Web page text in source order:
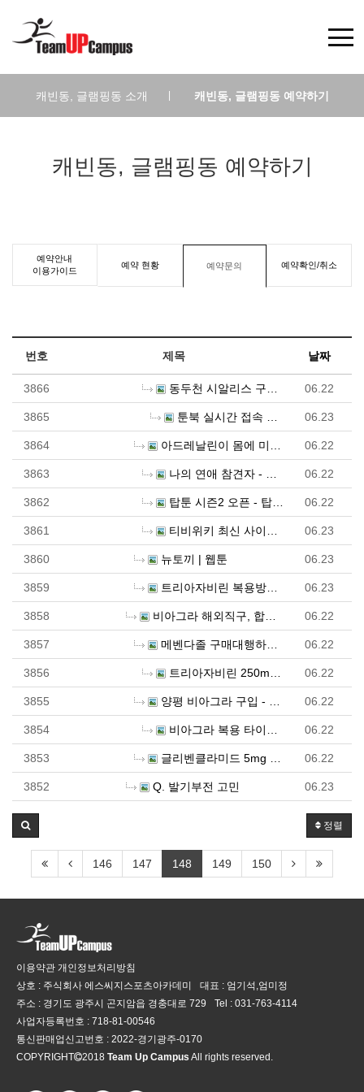
캐빈동, 글램핑동 소개 캐빈동, 글램핑동 예약하기
캐빈동, 글램핑동 예약하기
예약안내
이용가이드
예약 현황 예약문의 예약확인/취소
번호 제목 날짜
3866 동두천 시알리스 구매 사이트 - 시알리스 구매, 골드드… 06.22
3865 툰북 실시간 접속 주소 - 툰북 트위터 최신 주소 - … 06.23
3864 아드레날린이 몸에 미치는 놀라운 영향 - 성인약국 06.22
3863 나의 연애 참견자 - 웹툰 책 06.22
3862 탑툰 시즌2 오픈 - 탑툰 시즌2 최신 정보 - 탑툰 … 06.22
3861 티비위키 최신 사이트 바로가기 06.23
3860 뉴토끼 | 웹툰 06.23
3859 트리아자비린 복용방법 및 복용량 - 러시아 직구 우라몰… 06.23
3858 비아그라 해외직구, 합법적으로 구매하는 법 - 정력원 06.22
3857 메벤다졸 구매대행하는 방법 - 러시아 직구 우라몰 ul… 06.22
3856 트리아자비린 250mg x 20정 (항바이러스제, RN… 06.22
3855 양평 비아그라 구입 - 하나약국 06.22
3854 비아그라 복용 타이밍, 언제 먹는 게 좋을까? 06.22
3853 글리벤클라미드 5mg X 120정 (당뇨병 치료제) 구… 06.22
3852 Q. 발기부전 고민 06.23
정렬
146 147 148 149 150
이용약관 개인정보처리방침
상호 : 주식회사 에스씨지스포츠아카데미
대표 : 엄기석,엄미정
주소 : 경기도 광주시 곤지암읍 경충대로 729
Tel : 031-763-4114
사업자등록번호 : 718-81-00546
통신판매업신고번호 : 2022-경기광주-0170
COPYRIGHT
2018 Team Up Campus All rights reserved.